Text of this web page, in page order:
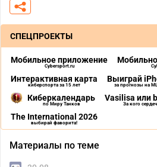
СПЕЦПРОЕКТЫ
Мобильное приложение
Cybersport.ru
Интерактивная карта
киберспорта за 15 лет
Выиграй
за прогнозы на
Киберкалендарь
по Миру Танков
Vasilisa или
За кого
The International 2026
выбирай фаворита!
Материалы по теме